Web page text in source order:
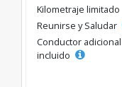
Kilometraje limitado
Reunirse y Saludar
Conductor adicional
incluido